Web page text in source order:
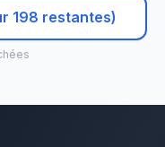
198 restantes)